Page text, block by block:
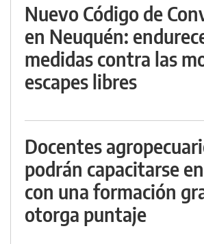
Nuevo Código de
en Neuquén:
medidas contra las
escapes libres
Docentes
podrán capacitarse
con una formación
otorga puntaje